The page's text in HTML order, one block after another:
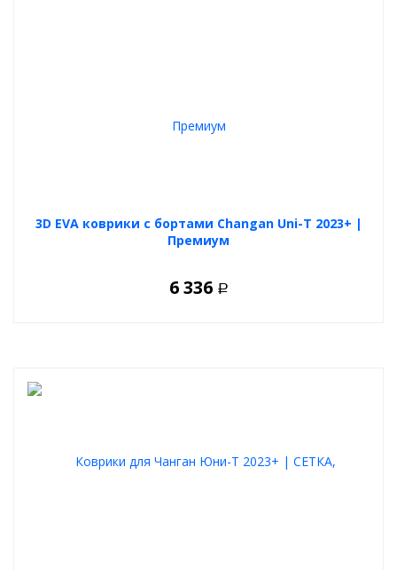
3D EVA коврики с бортами Changan Uni-T 2023+ |
Премиум
6 336 Р